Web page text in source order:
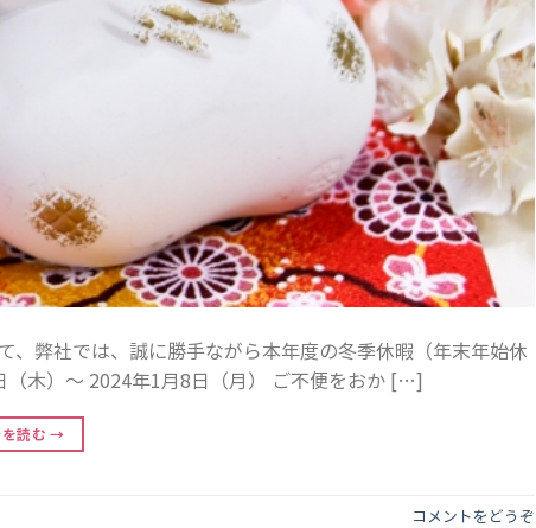
、弊社では、誠に勝手ながら本年度の冬季休暇（年末年始休
木）～ 2024年1月8日（月） ご不便をおか […]
を読む→
コメントをどうぞ